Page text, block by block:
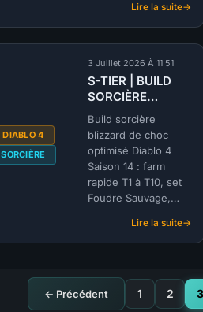
endgame par
@RageGamingVideos.
Lire la suite
:
S-
TIER
|
BUILD
PALADIN
Frappes
Ailées
speedfarm
|
SAISON
14
DIABLO 4
SORCIÈRE
3 Juillet 2026 À 11:51
S-TIER | BUILD
SORCIÈRE
Blizzard de choc
| SAISON 14
Build sorcière
blizzard de choc
optimisé Diablo 4
Saison 14 : farm
rapide T1 à T10, set
Foudre Sauvage,
endgame par
@RageGamingVideos.
Lire la suite
:
S-
BUILD
SORCIÈRE
← Précédent 1 2 3